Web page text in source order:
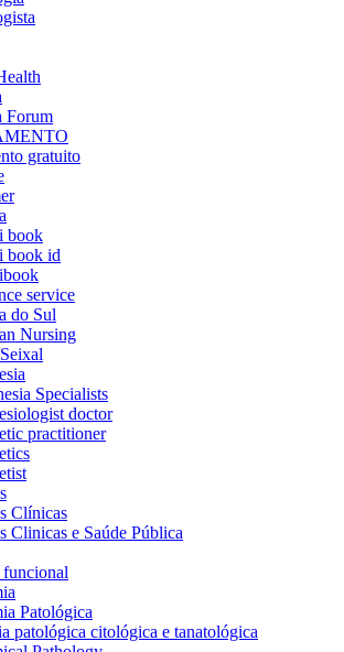
Forum
gratuito
book
book id
service
do Sul
Nursing
Specialists
doctor
practitioner
Clínicas
Clinicas e Saúde Pública
funcional
Patológica
patológica citológica e tanatológica